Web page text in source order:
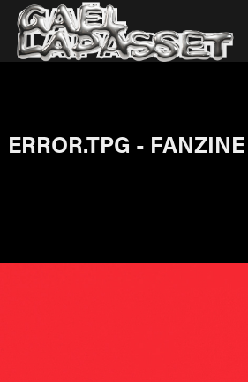
ERROR.TPG - FANZINE